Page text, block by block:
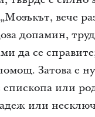
вече
допамин,
да се
Затова е
епископа или
или